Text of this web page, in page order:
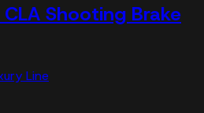
Shooting Brake
Line